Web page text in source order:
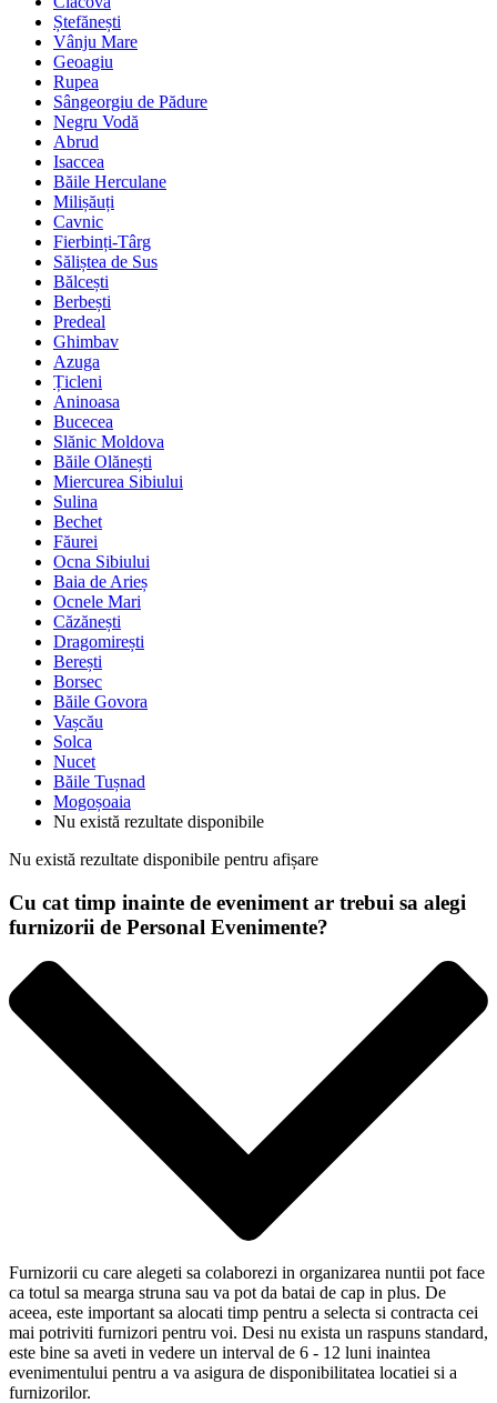
Ștefănești
Vânju Mare
Geoagiu
Rupea
Sângeorgiu de Pădure
Negru Vodă
Abrud
Isaccea
Băile Herculane
Milișăuți
Cavnic
Fierbinți-Târg
Săliștea de Sus
Bălcești
Berbești
Predeal
Ghimbav
Azuga
Țicleni
Aninoasa
Bucecea
Slănic Moldova
Băile Olănești
Miercurea Sibiului
Sulina
Bechet
Făurei
Ocna Sibiului
Baia de Arieș
Ocnele Mari
Căzănești
Dragomirești
Berești
Borsec
Băile Govora
Vașcău
Solca
Nucet
Băile Tușnad
Mogoșoaia
Nu există rezultate disponibile
Nu există rezultate disponibile pentru afișare
Cu cat timp inainte de eveniment ar trebui sa alegi
furnizorii de Personal Evenimente?
Furnizorii cu care alegeti sa colaborezi in organizarea nuntii pot face
ca totul sa mearga struna sau va pot da batai de cap in plus. De
aceea, este important sa alocati timp pentru a selecta si contracta cei
mai potriviti furnizori pentru voi. Desi nu exista un raspuns standard,
este bine sa aveti in vedere un interval de 6 - 12 luni inaintea
evenimentului pentru a va asigura de disponibilitatea locatiei si a
furnizorilor.